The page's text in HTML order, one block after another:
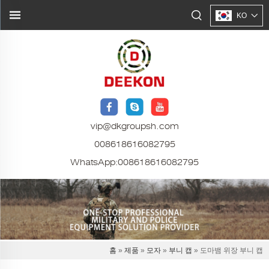
KO
vip@dkgroupsh.com
008618616082795
WhatsApp:008618616082795
홈 » 제품 » 모자 » 부니 캡 » 도마뱀 위장 부니 캡